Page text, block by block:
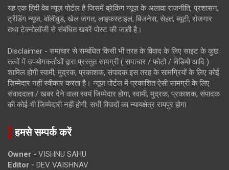
यह एक हिंदी वेब न्यूज़ पोर्टल है जिसमें ब्रेकिंग न्यूज़ के अलावा राजनीति, प्रशासन,
ट्रेंडिंग न्यूज, बॉलीवुड, खेल जगत, लाइफस्टाइल, बिजनेस, सेहत, ब्यूटी, रोजगार
तथा टेक्नोलॉजी से संबंधित खबरें पोस्ट की जाती है।
Disclaimer - समाचार से सम्बंधित किसी भी तरह के विवाद के लिए साइट के कुछ
तत्वों में उपयोगकर्ताओं द्वारा प्रस्तुत सामग्री ( समाचार / फोटो / विडियो आदि )
शामिल होगी स्वामी, मुद्रक, प्रकाशक, संपादक इस तरह के सामग्रियों के लिए कोई
ज़िम्मेदार नहीं स्वीकार करता है। न्यूज़ पोर्टल में प्रकाशित ऐसी सामग्री के लिए
संवाददाता / खबर देने वाला स्वयं जिम्मेदार होगा, स्वामी, मुद्रक, प्रकाशक, संपादक
की कोई भी जिम्मेदारी नहीं होगी. सभी विवादों का न्यायक्षेत्र रायपुर होगा
हमसे सम्पर्क करें
Owner - VISHNU SAHU
Editor - DEV VAISHNAV